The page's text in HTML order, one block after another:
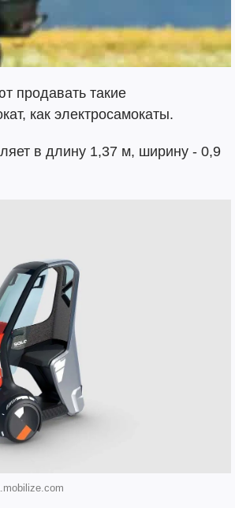
продавать такие
как электросамокаты.
в длину 1,37 м, ширину - 0,9